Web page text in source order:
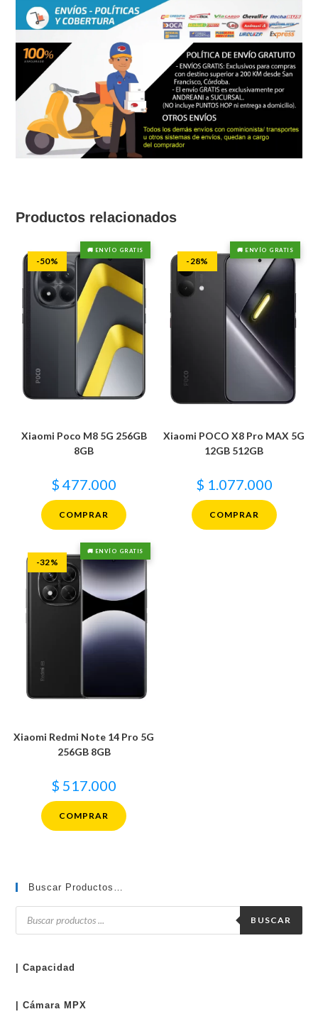
Productos relacionados
🚚 ENVÍO GRATIS
-50%
Xiaomi Poco M8 5G 256GB
8GB
$ 477.000
COMPRAR
🚚 ENVÍO GRATIS
-28%
Xiaomi POCO X8 Pro MAX 5G
12GB 512GB
$ 1.077.000
COMPRAR
🚚 ENVÍO GRATIS
-32%
Xiaomi Redmi Note 14 Pro 5G
256GB 8GB
$ 517.000
COMPRAR
Buscar Productos…
Búsqueda
productos
BUSCAR
| Capacidad
| Cámara MPX